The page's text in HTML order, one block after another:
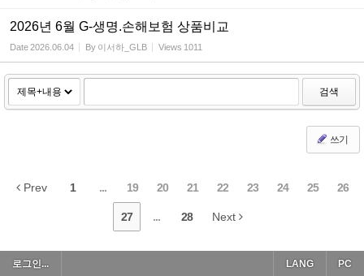
2026년 6월 G-생명.손해보험 상품비교
Date2026.06.04 By 이서하_GLB Views 1011
검색
쓰기
Prev 1 ... 19 20 21 22 23 24 25 26
27 ... 28 Next
로그인... PC
LANG